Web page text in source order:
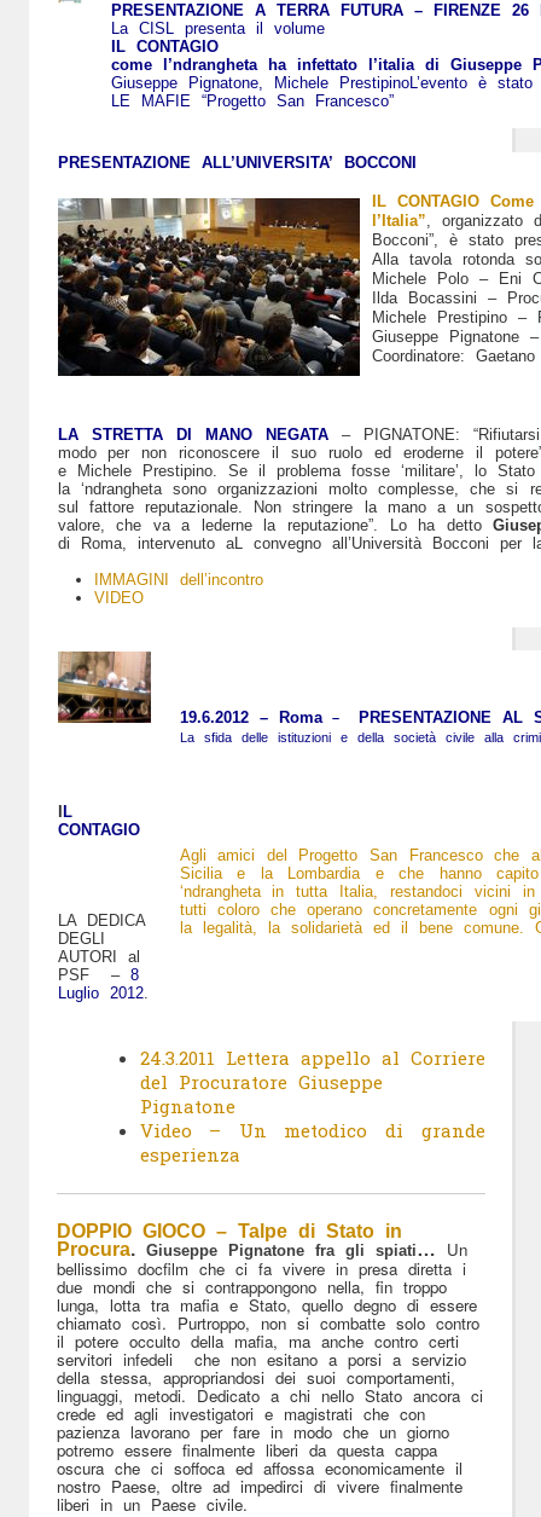
PRESENTAZIONE A TERRA FUTURA –
FIRENZE
La CISL presenta il volume
IL CONTAGIO
come l’ndrangheta ha infettato l’italia di Giuseppe
Giuseppe Pignatone, Michele PrestipinoL’evento è
LE MAFIE “Progetto San Francesco”
PRESENTAZIONE ALL’UNIVERSITA’ BOCCONI
IL CONTAGIO
l’Italia”
organizzato
Bocconi”, è stato
Alla tavola rotonda
Michele Polo – Eni
Ilda Bocassini –
Michele Prestipino –
Giuseppe Pignatone
Coordinatore:
LA STRETTA DI MANO NEGATA– PIGNATONE:
modo per non riconoscere il suo ruolo ed eroderne il
e Michele Prestipino. Se il problema fosse ‘militare’, lo
la ‘ndrangheta sono organizzazioni molto complesse, che si
sul fattore reputazionale. Non stringere la mano a un
valore, che va a lederne la reputazione”. Lo ha detto
di Roma, intervenuto aL convegno all’Università Bocconi per
IMMAGINI dell’incontro
VIDEO
19.6.2012 – Roma– PRESENTAZIONE AL
La sfida delle istituzioni e della società civile alla
L
CONTAGIO
LA DEDICA
DEGLI
AUTORI al
PSF – 8
Luglio 2012.
Agli amici del Progetto San Francesco che
Sicilia e la Lombardia e che hanno
‘ndrangheta in tutta Italia, restandoci vicini
tutti coloro che operano concretamente ogni
la legalità, la solidarietà ed il bene comune.
24.3.2011 Lettera appello al Corriere
del Procuratore Giuseppe
Pignatone
Video – Un metodico di grande
esperienza
DOPPIO GIOCO – Talpe di Stato in
Procura. Giuseppe Pignatone fra gli spiati… Un
bellissimo docfilm che ci fa vivere in presa diretta i
due mondi che si contrappongono nella, fin troppo
lunga, lotta tra mafia e Stato, quello degno di essere
chiamato così. Purtroppo, non si combatte solo contro
il potere occulto della mafia, ma anche contro certi
servitori infedeli che non esitano a porsi a servizio
della stessa, appropriandosi dei suoi comportamenti,
linguaggi, metodi. Dedicato a chi nello Stato ancora ci
crede ed agli investigatori e magistrati che con
pazienza lavorano per fare in modo che un giorno
potremo essere finalmente liberi da questa cappa
oscura che ci soffoca ed affossa economicamente il
nostro Paese, oltre ad impedirci di vivere finalmente
liberi in un Paese civile.